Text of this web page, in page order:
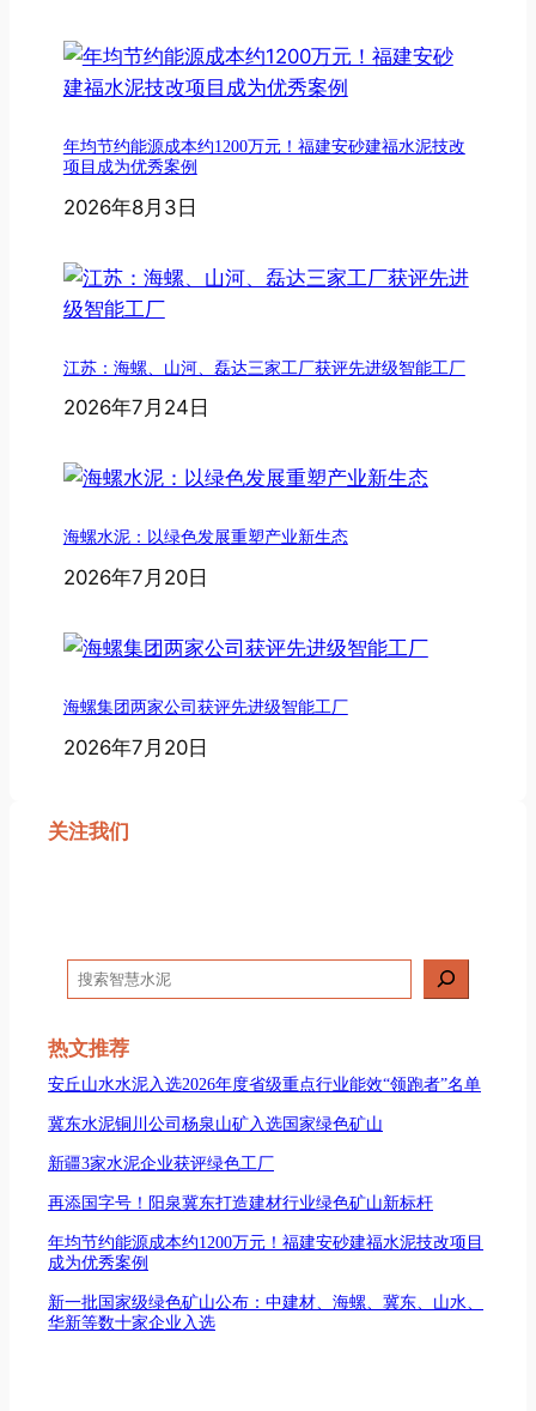
年均节约能源成本约1200万元！福建安砂建福水泥技改
项目成为优秀案例
2026年8月3日
江苏：海螺、山河、磊达三家工厂获评先进级智能工厂
2026年7月24日
海螺水泥：以绿色发展重塑产业新生态
2026年7月20日
海螺集团两家公司获评先进级智能工厂
2026年7月20日
关注我们
搜
索
热文推荐
安丘山水水泥入选2026年度省级重点行业能效“领跑者”名单
冀东水泥铜川公司杨泉山矿入选国家绿色矿山
新疆3家水泥企业获评绿色工厂
再添国字号！阳泉冀东打造建材行业绿色矿山新标杆
年均节约能源成本约1200万元！福建安砂建福水泥技改项目
成为优秀案例
新一批国家级绿色矿山公布：中建材、海螺、冀东、山水、
华新等数十家企业入选